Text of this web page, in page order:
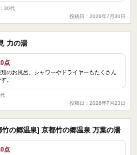
30代
投稿日：2026年7月30日
力の湯
点
のお風呂、シャワーやドライヤーもたくさん
。
投稿日：2026年7月23日
の郷温泉] 京都竹の郷温泉 万葉の湯
点